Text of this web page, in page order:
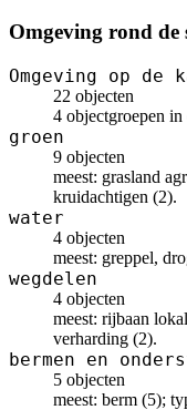
Omgeving rond de
Omgeving op de
22 objecten
4 objectgroepen in
groen
9 objecten
meest: grasland
kruidachtigen (2).
water
4 objecten
meest: greppel,
wegdelen
4 objecten
meest: rijbaan
verharding (2).
bermen en
5 objecten
meest: berm (5);